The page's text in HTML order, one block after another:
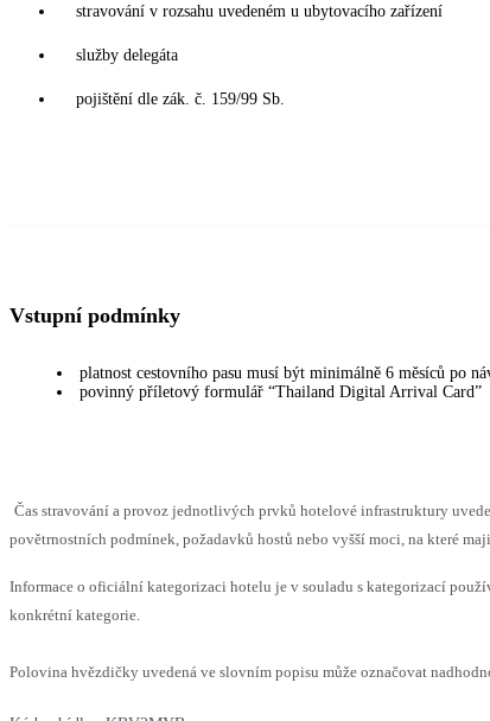
stravování v rozsahu uvedeném u ubytovacího zařízení
služby delegáta
pojištění dle zák. č. 159/99 Sb.
Vstupní podmínky
platnost cestovního pasu musí být minimálně 6 měsíců po
povinný příletový formulář “Thailand Digital Arrival Card”
Čas stravování a provoz jednotlivých prvků hotelové infrastruktury
povětrnostních podmínek, požadavků hostů nebo vyšší moci, na které
Informace o oficiální kategorizaci hotelu je v souladu s kategorizací
konkrétní kategorie.
Polovina hvězdičky uvedená ve slovním popisu může označovat